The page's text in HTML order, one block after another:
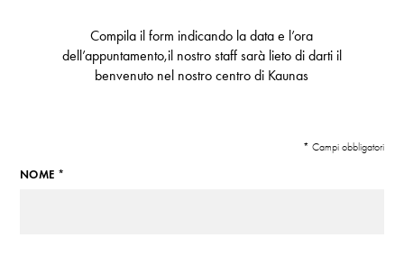
Compila il form indicando la data e l’ora
dell’appuntamento,il nostro staff sarà lieto di darti il
benvenuto nel nostro centro di Kaunas
* Campi obbligatori
NOME *